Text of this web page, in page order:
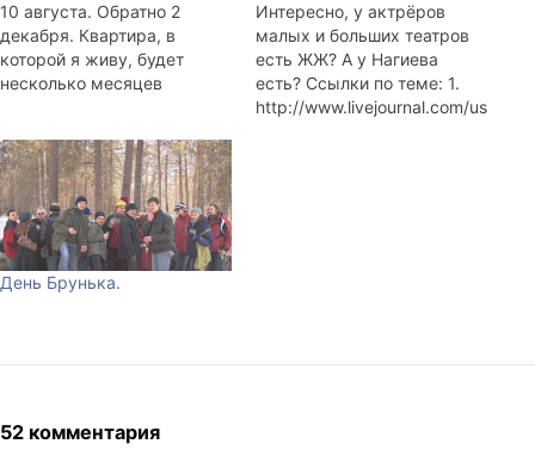
10 августа. Обратно 2
декабря. Квартира, в
которой я живу, будет
несколько месяцев
в ней пожить до 2-го
декабря. Ссылка по теме:
http://www.livejournal.com/c
ommunity/novosibirsk/74151
5.html P.S.: Можно без
Кабанова.
Интересно, у актрёров
малых и больших театров
есть ЖЖ? А у Нагиева
есть? Ссылки по теме: 1.
http://www.livejournal.com/us
День Брунька.
52 комментария